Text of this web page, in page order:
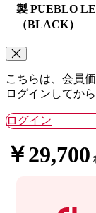
製 PUEBLO
（BLACK）
こちらは、会員
ログインしてか
ログイン
￥29,700